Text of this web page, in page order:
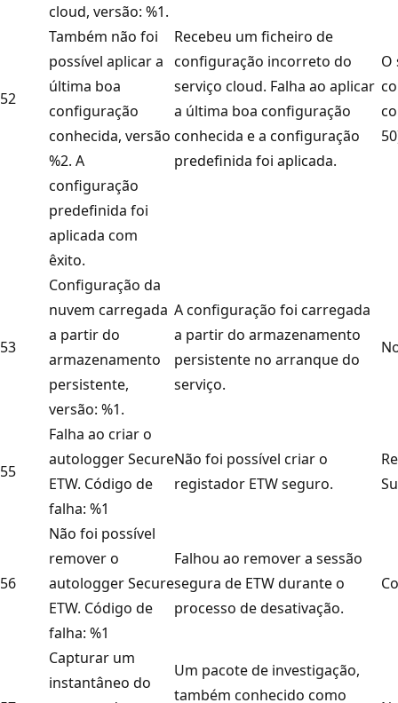
52
cloud, versão: %1.
Também não foi
possível aplicar a
última boa
configuração
conhecida, versão
%2. A
configuração
predefinida foi
aplicada com
êxito.
Recebeu um ficheiro de
configuração incorreto do
serviço cloud. Falha ao aplicar
a última boa configuração
conhecida e a configuração
predefinida foi aplicada.
O
53
Configuração da
nuvem carregada
a partir do
armazenamento
persistente,
versão: %1.
A configuração foi carregada
a partir do armazenamento
persistente no arranque do
serviço.
55
Falha ao criar o
autologger Secure
ETW. Código de
falha: %1
Não foi possível criar o
registador ETW seguro.
56
Não foi possível
remover o
autologger Secure
ETW. Código de
falha: %1
Falhou ao remover a sessão
segura de ETW durante o
processo de desativação.
Capturar um
instantâneo do
Um pacote de investigação,
também conhecido como